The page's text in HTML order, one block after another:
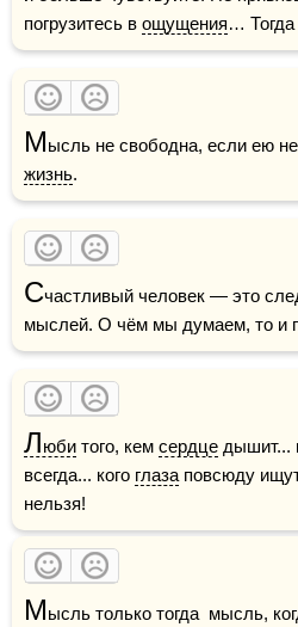
погрузитесь в ощущения…
М
жизнь.
Счастливый человек — это
мыслей. О чём мы думаем, то и
Люби того, кем сердце дышит...
всегда... кого глаза повсюду
нельзя!
Мысль только тогда  мысль,